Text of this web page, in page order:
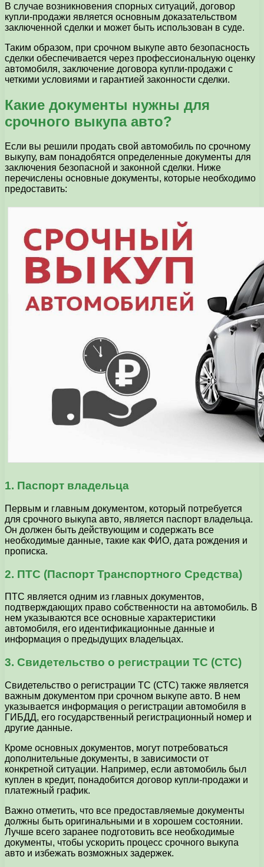
В случае возникновения спорных ситуаций, договор
купли-продажи является основным доказательством
заключенной сделки и может быть использован в суде.
Таким образом, при срочном выкупе авто безопасность
сделки обеспечивается через профессиональную оценку
автомобиля, заключение договора купли-продажи с
четкими условиями и гарантией законности сделки.
Какие документы нужны для
срочного выкупа авто?
Если вы решили продать свой автомобиль по срочному
выкупу, вам понадобятся определенные документы для
заключения безопасной и законной сделки. Ниже
перечислены основные документы, которые необходимо
предоставить:
1. Паспорт владельца
Первым и главным документом, который потребуется
для срочного выкупа авто, является паспорт владельца.
Он должен быть действующим и содержать все
необходимые данные, такие как ФИО, дата рождения и
прописка.
2. ПТС (Паспорт Транспортного Средства)
ПТС является одним из главных документов,
подтверждающих право собственности на автомобиль. В
нем указываются все основные характеристики
автомобиля, его идентификационные данные и
информация о предыдущих владельцах.
3. Свидетельство о регистрации ТС (СТС)
Свидетельство о регистрации ТС (СТС) также является
важным документом при срочном выкупе авто. В нем
указывается информация о регистрации автомобиля в
ГИБДД, его государственный регистрационный номер и
другие данные.
Кроме основных документов, могут потребоваться
дополнительные документы, в зависимости от
конкретной ситуации. Например, если автомобиль был
куплен в кредит, понадобится договор купли-продажи и
платежный график.
Важно отметить, что все предоставляемые документы
должны быть оригинальными и в хорошем состоянии.
Лучше всего заранее подготовить все необходимые
документы, чтобы ускорить процесс срочного выкупа
авто и избежать возможных задержек.